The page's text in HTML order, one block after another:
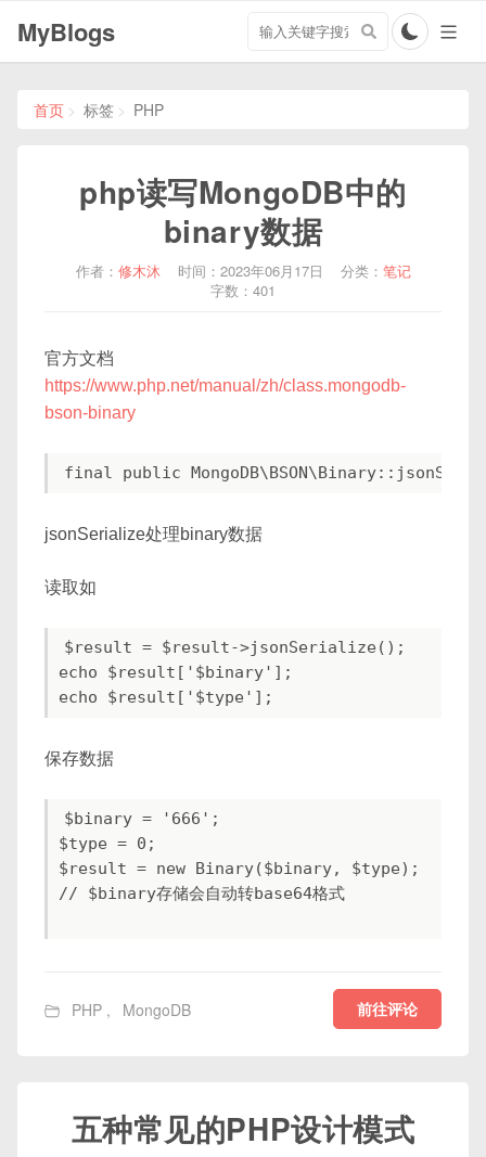
MyBlogs
搜
关
首页 标签 PHP
php读写MongoDB中的
binary数据
作者： 修木沐 时间：2023年06月17日 分类： 笔记
字数：401
官方文档
https://www.php.net/manual/zh/class.mongodb-
bson-binary
jsonSerialize处理binary数据
读取如
$result = $result->jsonSerialize();
echo $result['$binary'];
保存数据
$binary = '666';
$type = 0;
$result = new Binary($binary, $type);
// $binary存储会自动转base64格式
PHP , MongoDB 前往评论
五种常见的PHP设计模式